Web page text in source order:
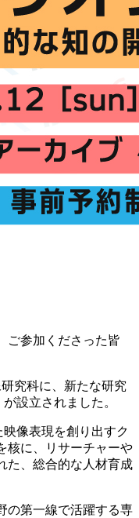
ご参加くださった皆
究科に、新たな研究
設立されました。
像表現を創り出すク
核に、リサーチャーや
た、総合的な人材育成
の第一線で活躍する専